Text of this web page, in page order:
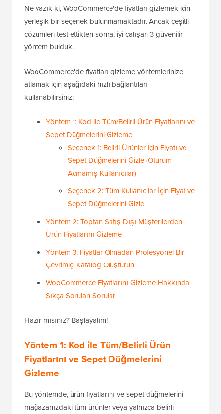
Ne yazık ki, WooCommerce'de fiyatları gizlemek için
yerleşik bir seçenek bulunmamaktadır. Ancak çeşitli
çözümleri test ettikten sonra, iyi çalışan 3 güvenilir
yöntem bulduk.
WooCommerce'de fiyatları gizleme yöntemlerinize
atlamak için aşağıdaki hızlı bağlantıları
kullanabilirsiniz:
Yöntem 1: Kod ile Tüm/Belirli Ürün Fiyatlarını ve
Sepet Düğmelerini Gizleme
Seçenek 1: Belirli Ürünler İçin Fiyatı ve
Sepet Düğmelerini Gizle (Oturum
Açmamış Kullanıcılar)
Seçenek 2: Tüm Kullanıcılar İçin Fiyat ve
Sepet Düğmelerini Gizle
Yöntem 2: Toptan Satış Dışı Müşterilerden
Ürün Fiyatlarını Gizleme
Yöntem 3: Fiyatlar Olmadan Profesyonel Bir
Çevrimiçi Katalog Oluşturun
WooCommerce Fiyatlarını Gizleme Hakkında
Sıkça Sorulan Sorular
Hazır mısınız? Başlayalım!
Yöntem 1: Kod ile Tüm/Belirli Ürün
Fiyatlarını ve Sepet Düğmelerini
Gizleme
Bu yöntemde, ürün fiyatlarını ve sepet düğmelerini
mağazanızdaki tüm ürünler veya yalnızca belirli